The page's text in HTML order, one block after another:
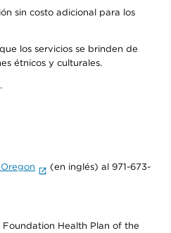
sin costo adicional para los
los servicios se brinden de
étnicos y culturales.
(en inglés) al 971-673-
Health Plan of the